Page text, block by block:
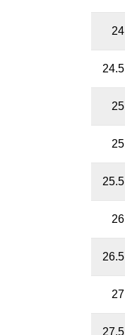
24
24.5
25
25
25.5
26
26.5
27
27.5